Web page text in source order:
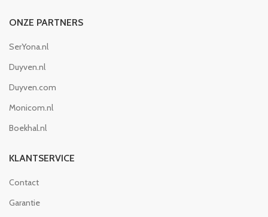
ONZE PARTNERS
SerYona.nl
Duyven.nl
Duyven.com
Monicom.nl
Boekhal.nl
KLANTSERVICE
Contact
Garantie